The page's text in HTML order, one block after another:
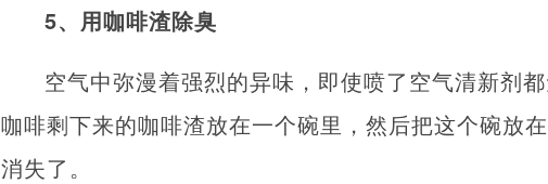
5、用咖啡渣除臭
空气中弥漫着强烈的异味，即使喷了空气清新剂
咖啡剩下来的咖啡渣放在一个碗里，然后把这个碗放
消失了。